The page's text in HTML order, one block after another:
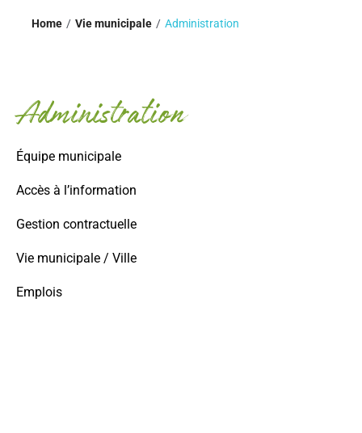
Home Vie municipale Administration
Administration
Équipe municipale
Accès à l’information
Gestion contractuelle
Vie municipale / Ville
Emplois